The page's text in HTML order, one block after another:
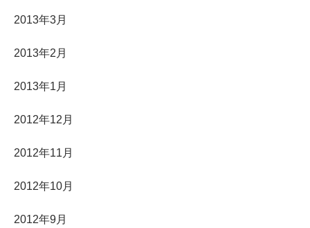
2013年3月
2013年2月
2013年1月
2012年12月
2012年11月
2012年10月
2012年9月